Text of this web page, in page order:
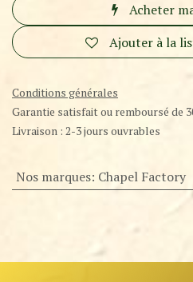
Acheter
Ajouter à la
Conditions générales
Garantie satisfait ou remboursé de
Livraison : 2-3 jours ouvrables
Nos marques: Chapel Factory